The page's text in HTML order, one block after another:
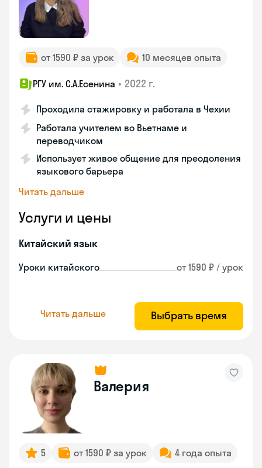
от 1590 ₽ за урок 10 месяцев опыта
РГУ им. С.А.Есенина • 2022 г.
Проходила стажировку и работала в Чехии
Работала учителем во Вьетнаме и
переводчиком
Использует живое общение для преодоления
языкового барьера
Читать дальше
Услуги и цены
Китайский язык
Уроки китайского от 1590 ₽ / урок
Читать дальше Выбрать время
Валерия
5 от 1590 ₽ за урок 4 года опыта